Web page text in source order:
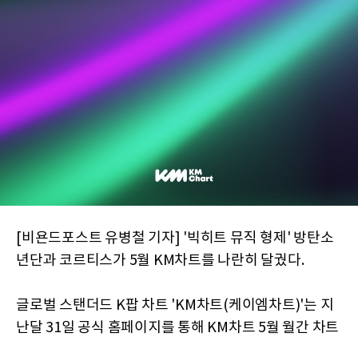
[비욘드포스트 유병철 기자] '빅히트 뮤직 형제' 방탄소
년단과 코르티스가 5월 KM차트를 나란히 달궜다.
글로벌 스탠더드 K팝 차트 'KM차트(케이엠차트)'는 지
난달 31일 공식 홈페이지를 통해 KM차트 5월 월간 차트